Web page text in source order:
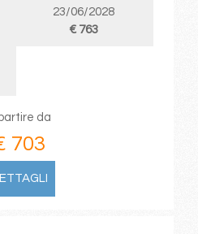
23/06/2028
€ 763
da
703